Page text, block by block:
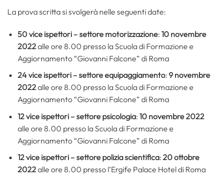
La prova scritta si svolgerà nelle seguenti date:
50 vice ispettori – settore motorizzazione: 10 novembre
2022alle ore 8.00 presso la Scuola di Formazione e
Aggiornamento “Giovanni Falcone” di Roma
24 vice ispettori – settore equipaggiamento: 9 novembre
2022alle ore 8.00 presso la Scuola di Formazione e
Aggiornamento “Giovanni Falcone” di Roma
12 vice ispettori – settore psicologia: 10 novembre 2022
alle ore 8.00 presso la Scuola di Formazione e
Aggiornamento “Giovanni Falcone” di Roma
12 vice ispettori – settore polizia scientifica: 20 ottobre
2022alle ore 8.00 presso l’Ergife Palace Hotel di Roma